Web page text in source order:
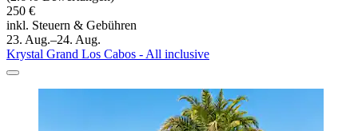
250 €
inkl. Steuern & Gebühren
23. Aug.–24. Aug.
Krystal Grand Los Cabos - All inclusive